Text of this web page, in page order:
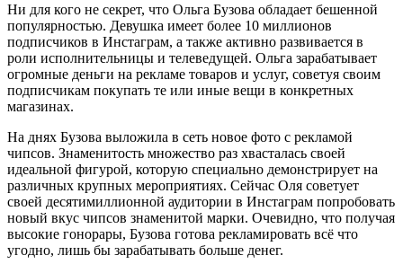
Ни для кого не секрет, что Ольга Бузова обладает бешенной
популярностью. Девушка имеет более 10 миллионов
подписчиков в Инстаграм, а также активно развивается в
роли исполнительницы и телеведущей. Ольга зарабатывает
огромные деньги на рекламе товаров и услуг, советуя своим
подписчикам покупать те или иные вещи в конкретных
магазинах.
На днях Бузова выложила в сеть новое фото с рекламой
чипсов. Знаменитость множество раз хвасталась своей
идеальной фигурой, которую специально демонстрирует на
различных крупных мероприятиях. Сейчас Оля советует
своей десятимиллионной аудитории в Инстаграм попробовать
новый вкус чипсов знаменитой марки. Очевидно, что получая
высокие гонорары, Бузова готова рекламировать всё что
угодно, лишь бы зарабатывать больше денег.